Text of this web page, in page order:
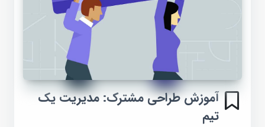
آموزش طراحی مشترک: مدیریت یک
تیم